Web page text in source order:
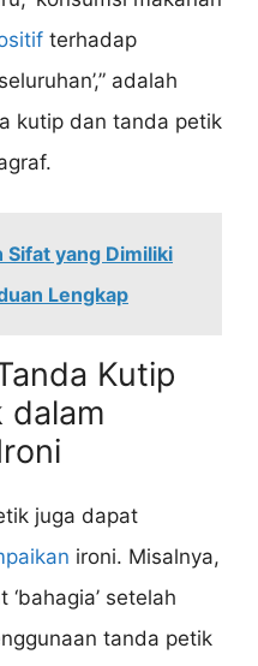
terhadap
adalah
kutip dan tanda petik
Sifat yang Dimiliki
Lengkap
Kutip
dalam
juga dapat
ironi. Misalnya,
setelah
tanda petik